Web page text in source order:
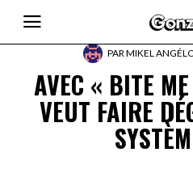
PARMIKEL
AVEC « BITE
VEUT FAIRE